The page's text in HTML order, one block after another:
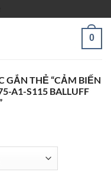
0
GẮN THẺ “CẢM BIẾN
A1-S115 BALLUFF